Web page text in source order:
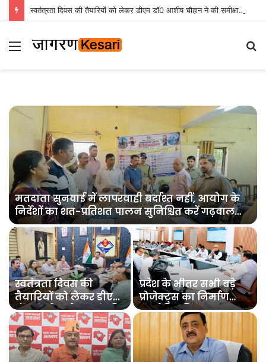
स्वतंत्रता दिवस की तैयारियों को लेकर डीएम डॉ0 आशीष चौहान ने की समीक्षा बैठक
Menu
मतदाता सुनवाई में लापरवाही बर्दाश्त नहीं, आयोग के
निर्देशों का शत-प्रतिशत पालन सुनिश्चित करें गढ़वाल
आयुक्त
स्वतंत्रता दिवस की
तैयारियों को लेकर डीएम
डॉ0 आशीष चौहान ने की
समीक्षा बैठक
प्रदेश के भीतर सभी बड़े
प्रोजेक्ट्स का निर्माण
कार्य नियमित समय पर
पूरा हो : मुख्य सचिव